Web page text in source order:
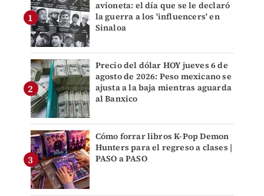
avioneta: el día que se le declaró
la guerra a los 'influencers' en
Sinaloa
Precio del dólar HOY jueves 6 de
agosto de 2026: Peso mexicano se
ajusta a la baja mientras aguarda
al Banxico
Cómo forrar libros K-Pop Demon
Hunters para el regreso a clases |
PASO a PASO